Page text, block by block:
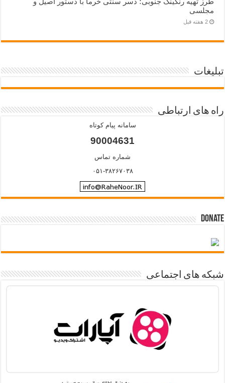
مجلسی
2 هفته قبل
تبلیغات
راه های ارتباطی
سامانه پیام کوتاه
90004631
شماره تماس
۰۵۱-۳۸۲۶۷۰۳۸
Donate
شبکه های اجتماعی